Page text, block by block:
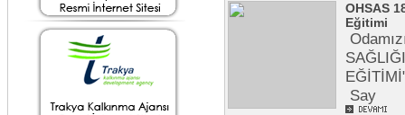
OHSAS
Eğitimi
Say